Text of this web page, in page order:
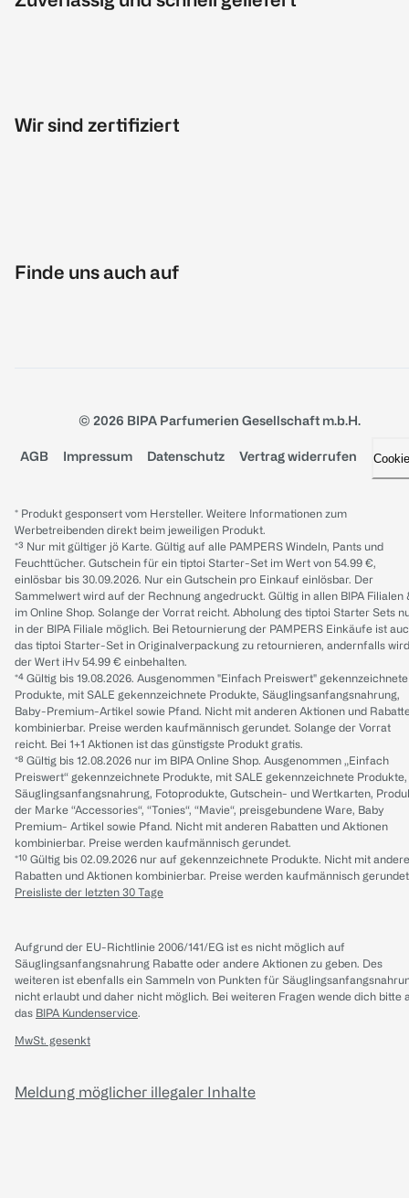
Wir sind zertifiziert
Finde uns auch auf
© 2026 BIPA Parfumerien Gesellschaft m.b.H.
AGB Impressum Datenschutz Vertrag widerrufen
* Produkt gesponsert vom Hersteller. Weitere Informationen zum
Werbetreibenden direkt beim jeweiligen Produkt.
*³ Nur mit gültiger jö Karte. Gültig auf alle PAMPERS Windeln, Pants und
Feuchttücher. Gutschein für ein tiptoi Starter-Set im Wert von 54.99 €,
einlösbar bis 30.09.2026. Nur ein Gutschein pro Einkauf einlösbar. Der
Sammelwert wird auf der Rechnung angedruckt. Gültig in allen BIPA Filialen
im Online Shop. Solange der Vorrat reicht. Abholung des tiptoi Starter Sets
in der BIPA Filiale möglich. Bei Retournierung der PAMPERS Einkäufe ist
das tiptoi Starter-Set in Originalverpackung zu retournieren, andernfalls wird
der Wert iHv 54.99 € einbehalten.
*⁴ Gültig bis 19.08.2026. Ausgenommen "Einfach Preiswert" gekennzeichnete
Produkte, mit SALE gekennzeichnete Produkte, Säuglingsanfangsnahrung,
Baby-Premium-Artikel sowie Pfand. Nicht mit anderen Aktionen und
kombinierbar. Preise werden kaufmännisch gerundet. Solange der Vorrat
reicht. Bei 1+1 Aktionen ist das günstigste Produkt gratis.
*⁸ Gültig bis 12.08.2026 nur im BIPA Online Shop. Ausgenommen „Einfach
Preiswert“ gekennzeichnete Produkte, mit SALE gekennzeichnete Produkte,
Säuglingsanfangsnahrung, Fotoprodukte, Gutschein- und Wertkarten,
der Marke “Accessories“, “Tonies“, “Mavie“, preisgebundene Ware, Baby
Premium- Artikel sowie Pfand. Nicht mit anderen Rabatten und Aktionen
kombinierbar. Preise werden kaufmännisch gerundet.
*¹⁰ Gültig bis 02.09.2026 nur auf gekennzeichnete Produkte. Nicht mit
Rabatten und Aktionen kombinierbar. Preise werden kaufmännisch
Preisliste der letzten 30 Tage
Aufgrund der EU-Richtlinie 2006/141/EG ist es nicht möglich auf
Säuglingsanfangsnahrung Rabatte oder andere Aktionen zu geben. Des
weiteren ist ebenfalls ein Sammeln von Punkten für
nicht erlaubt und daher nicht möglich. Bei weiteren Fragen wende dich bitte
das BIPA Kundenservice.
MwSt. gesenkt
Meldung möglicher illegaler Inhalte